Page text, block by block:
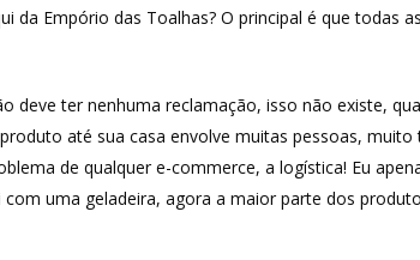
da Empório das Toalhas? O principal é que todas
deve ter nenhuma reclamação, isso não existe,
até sua casa envolve muitas pessoas,
de qualquer e-commerce, a logística! Eu
uma geladeira, agora a maior parte dos